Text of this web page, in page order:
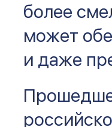
более
может
и даже